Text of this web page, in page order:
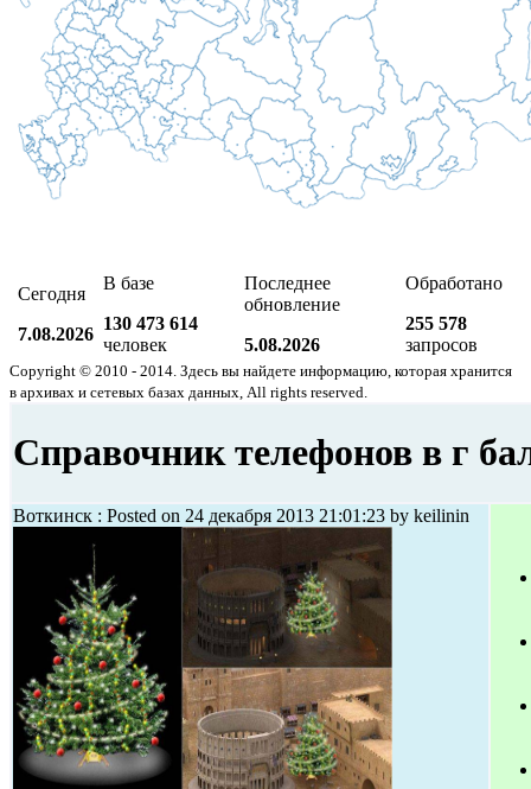
Сегодня
7.08.2026
В базе
130 473 614
человек
Последнее
обновление
5.08.2026
Обработано
255 578
запросов
Copyright © 2010 - 2014. Здесь вы найдете информацию, которая хранится
в архивах и сетевых базах данных, All rights reserved.
Справочник телефонов в г
Воткинск : Posted on 24 декабря 2013 21:01:23 by keilinin